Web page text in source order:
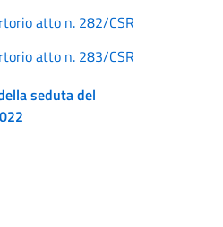
atto n. 282/CSR
atto n. 283/CSR
seduta del